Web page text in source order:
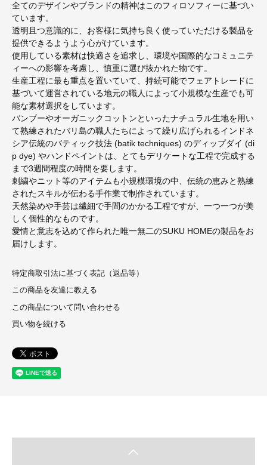
全てのデザインやブランドの精神はこのフィロソフィーに基づい
ています。
透明且つ意識的に、お客様に気持ち良く使っていただける製品を
提供できるようよう心がけています。
使用している素材は快適さを追求し、環境や国際的なコミュニテ
ィーへの影響を考慮し、慎重に選び抜かれた物です。
生産工程に最も重点を置いていて、持続可能でフェアトレードに
基づいて運営されている地元の職人によって小規模な生産でも可
能な素材選択をしています。
バンブーやオーガニックコットンといったナチュラル生地を用い
て熟練されたバリ島の職人たちによって繰り広げられるインドネ
シア伝統のバティック技法 (batik techniques) のディップダイ (di
p dye) やハンドペイントは、とてもデリケートな工程で完成する
まで3週間程度の時間を要します。
刺繍やニット等のアイテムも小規模環境の中、伝統の恵みと熟練
されたスキルが伝わる手作業で制作されています。
天然染めや手芸は繊細で手間のかかる工程ですが、一つ一つが美
しく個性的なものです。
愛情と意志を込めて作られた唯一無二のSUKU HOMEの製品をお
届けします。
特定商取引法に基づく表記（返品等）
この商品を友達に教える
この商品について問い合わせる
買い物を続ける